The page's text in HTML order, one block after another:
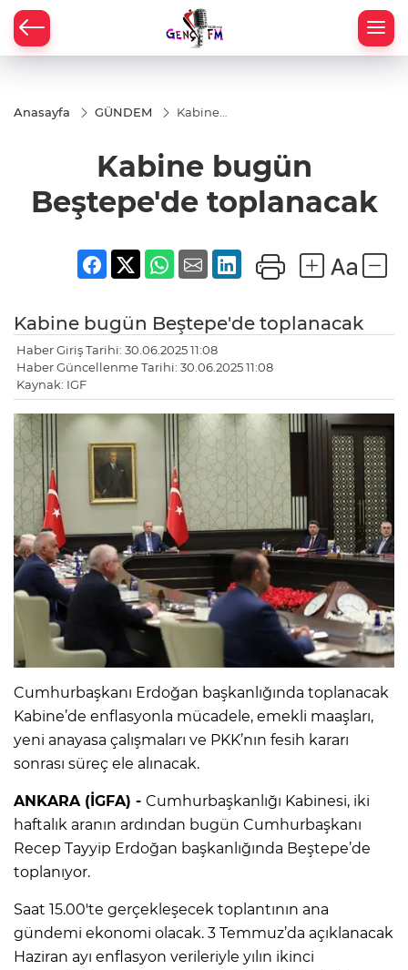
Anasayfa GÜNDEM
Kabine
toplanacak
Kabine bugün
Beştepe'de toplanacak
Kabine bugün Beştepe'de toplanacak
Haber Giriş Tarihi: 30.06.2025 11:08
Haber Güncellenme Tarihi: 30.06.2025 11:08
Kaynak: IGF
Cumhurbaşkanı Erdoğan başkanlığında toplanacak
Kabine’de enflasyonla mücadele, emekli maaşları,
yeni anayasa çalışmaları ve PKK’nın fesih kararı
sonrası süreç ele alınacak.
ANKARA (İGFA) - Cumhurbaşkanlığı Kabinesi, iki
haftalık aranın ardından bugün Cumhurbaşkanı
Recep Tayyip Erdoğan başkanlığında Beştepe’de
toplanıyor.
Saat 15.00'te gerçekleşecek toplantının ana
gündemi ekonomi olacak. 3 Temmuz’da açıklanacak
Haziran ayı enflasyon verileriyle yılın ikinci